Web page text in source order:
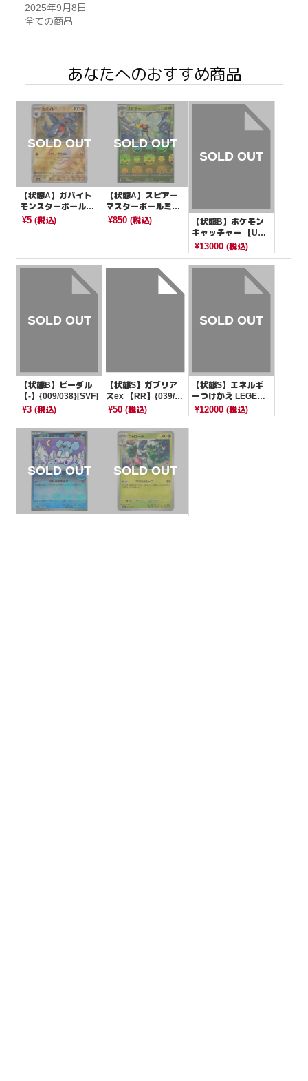
2025年9月8日
全ての商品
あなたへのおすすめ商品
【状態A】ガバイト
モンスターボールミ
ラー【-】{082/187}
¥5 (税込)
【状態A】スピアー
マスターボールミラ
ー【R】{015/165}[S
¥850(税込)
【状態B】ポケモン
キャッチャー 【U
R】{076/069}[BW4]
¥13000 (税込)
【状態B】ビーダル
【-】{009/038}[SVF]
¥3 (税込)
【状態S】ガブリア
スex 【RR】{039/18
7}[SV8a]
¥50(税込)
【状態S】エネルギ
ーつけかえ LEGEND
ミラー【U】{063/07
¥12000 (税込)